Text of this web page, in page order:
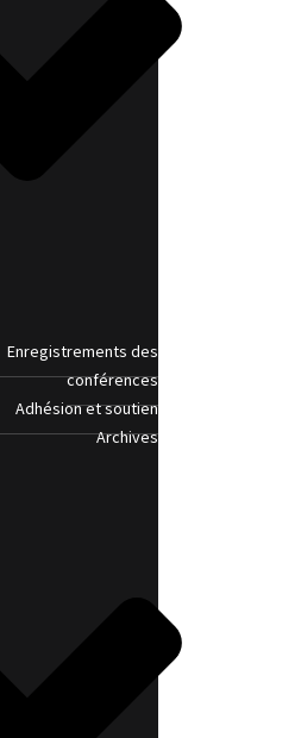
Enregistrements des
conférences
Adhésion et soutien
Archives